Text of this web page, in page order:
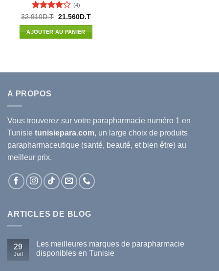
Note4
sur 5
(4)
32.910D.T Le
initial
était :
21.560D.TLe
AJOUTER AU PANIER
A PROPOS
Vous trouverez sur votre parapharmacie numéro 1 en
Tunisie tunisiepara.com, un large choix de produits
parapharmaceutique (santé, beauté, et bien être) au
meilleur prix.
ARTICLES DE BLOG
29
Juil
Les meilleures marques de parapharmacie
disponibles en Tunisie